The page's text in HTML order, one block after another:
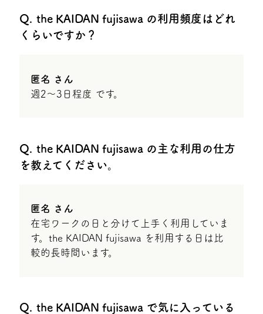
the KAIDAN fujisawa の利用頻度はどれ
くらいですか？
匿名 さん
週2〜3日程度 です。
the KAIDAN fujisawa の主な利用の仕方
を教えてください。
匿名 さん
在宅ワークの日と分けて上手く利用していま
す。the KAIDAN fujisawa を利用する日は比
較的長時間います。
the KAIDAN fujisawa で気に入っている